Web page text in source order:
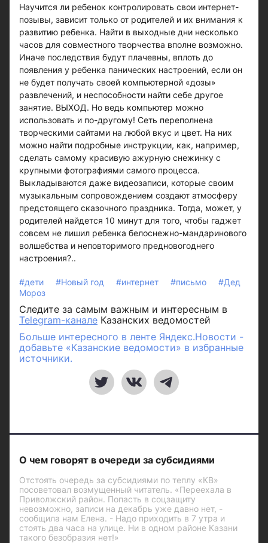
Научится ли ребенок контролировать свои интернет-
позывы, зависит только от родителей и их внимания к
развитию ребенка. Найти в выходные дни несколько
часов для совместного творчества вполне возможно.
Иначе последствия будут плачевны, вплоть до
появления у ребенка панических настроений, если он
не будет получать своей компьютерной «дозы»
развлечений, и неспособности найти себе другое
занятие. ВЫХОД. Но ведь компьютер можно
использовать и по-другому! Сеть переполнена
творческими сайтами на любой вкус и цвет. На них
можно найти подробные инструкции, как, например,
сделать самому красивую ажурную снежинку с
крупными фотографиями самого процесса.
Выкладываются даже видеозаписи, которые своим
музыкальным сопровождением создают атмосферу
предстоящего сказочного праздника. Тогда, может, у
родителей найдется 10 минут для того, чтобы гаджет
совсем не лишил ребенка белоснежно-мандаринового
волшебства и неповторимого предновогоднего
настроения?..
#дети #Новый год #интернет #письмо
#Дед
Мороз
Следите за самым важным и интересным в
Telegram-канале Казанских ведомостей
Больше интересного в ленте Яндекс.Новости -
добавьте «Казанские ведомости» в избранные
источники.
О чем говорят в очереди за субсидиями
Отстоять очередь за субсидиями по теплу «КВ»
посоветовал возмущенный читатель. «Переехала в
Приволжский район. Попасть в соцзащиту
невозможно, записи на декабрь уже давно нет, -
сообщила нам Елена. - Надо приходить в 7 утра и
стоять два часа на улице. Ни в одном районе Казани
такого безобразия нет!»